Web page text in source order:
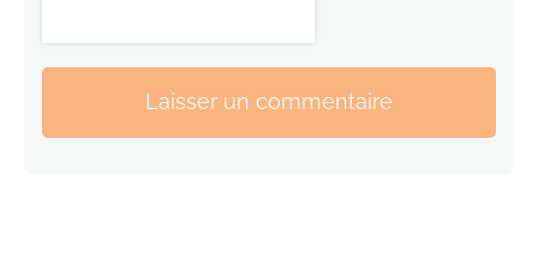
Laisser un commentaire